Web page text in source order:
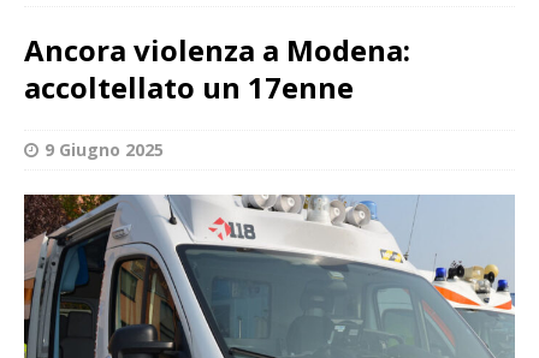
Ancora violenza a Modena:
accoltellato un 17enne
9 Giugno 2025